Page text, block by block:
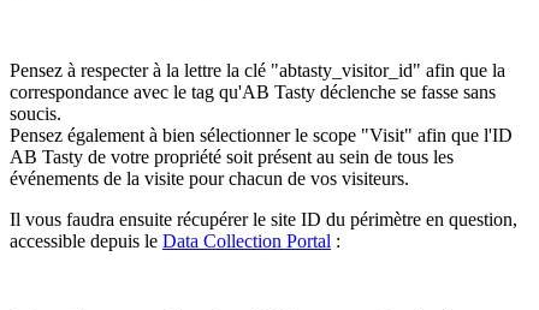
Pensez à respecter à la lettre la clé "abtasty_visitor_id" afin que la
correspondance avec le tag qu'AB Tasty déclenche se fasse sans
soucis.
Pensez également à bien sélectionner le scope "Visit" afin que l'ID
AB Tasty de votre propriété soit présent au sein de tous les
événements de la visite pour chacun de vos visiteurs.
Il vous faudra ensuite récupérer le site ID du périmètre en question,
accessible depuis le Data Collection Portal :